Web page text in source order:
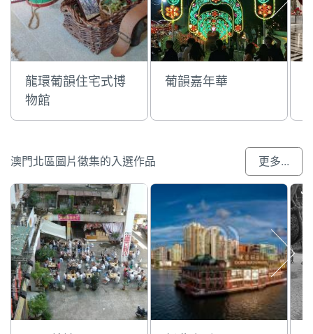
龍環葡韻住宅式博
物館
葡韻嘉年華
澳門北區圖片徵集的入選作品 更多...